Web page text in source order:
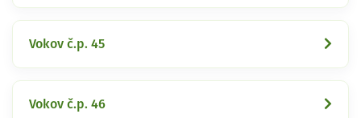
Vokov č.p. 45
Vokov č.p. 46